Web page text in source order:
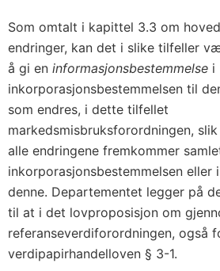
Som omtalt i kapittel 3.3 om
endringer, kan det i slike tilfeller
å gi en informasjonsbestemmelse i
inkorporasjonsbestemmelsen til
som endres, i dette tilfellet
markedsmisbruksforordningen,
alle endringene fremkommer
inkorporasjonsbestemmelsen
denne. Departementet legger på
til at i det lovproposisjon om
referanseverdiforordningen, også
verdipapirhandelloven § 3-1.